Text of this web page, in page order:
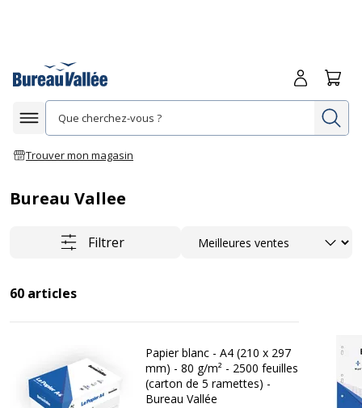
Afficher la navigation
Trouver mon magasin
Me
Bureau Vallee
Filtrer Trier
60 articles
Papier blanc - A4 (210 x 297
mm) - 80 g/m² - 2500 feuilles
(carton de 5 ramettes) -
Bureau Vallée